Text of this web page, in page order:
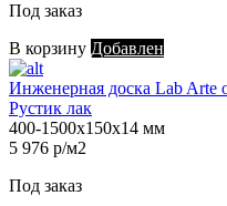
Под заказ
В корзину Добавлен
Инженерная доска Lab Arte
Рустик лак
400-1500х150х14 мм
5 976 р/м2
Под заказ